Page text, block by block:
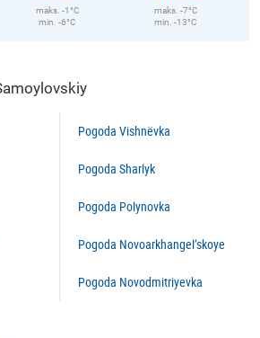
maks. -1°C
min. -6°C
maks. -7°C
min. -13°C
Pogoda Vishnëvka
Pogoda Sharlyk
Pogoda Polynovka
Pogoda Novoarkhangel’skoye
Pogoda Novodmitriyevka